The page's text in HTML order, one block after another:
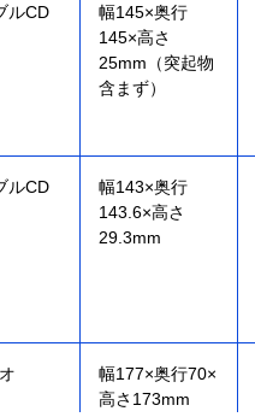
ルCD
幅145×奥行
145×高さ
25mm（突起物
含まず）
ルCD
幅143×奥行
143.6×高さ
29.3mm
幅177×奥行70×
高さ173mm